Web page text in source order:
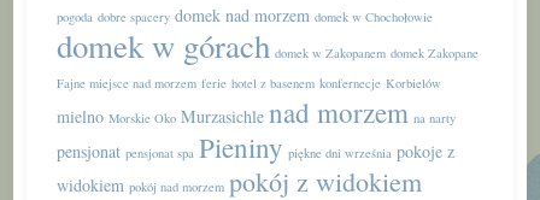
pogoda dobre spacery domek nad morzem domek w Chochołowie
domek w górach domek w Zakopanem domek Zakopane
Fajne miejsce nad morzem ferie hotel z basenem konfernecje Korbielów
mielno Morskie Oko Murzasichle nad morzem na narty
pensjonat pensjonat spa Pieniny piękne dni września pokoje z
widokiem pokój nad morzem pokój z widokiem